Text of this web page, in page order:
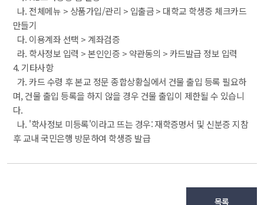
나. 전체메뉴 > 상품가입/관리 > 입출금 > 대학교 학생증 체크카드
만들기
다. 이용계좌 선택 > 계좌검증
라. 학사정보 입력 > 본인인증 > 약관동의 > 카드발급 정보 입력
4. 기타사항
가. 카드 수령 후 본교 정문 종합상황실에서 건물 출입 등록 필요하
며, 건물 출입 등록을 하지 않을 경우 건물 출입이 제한될 수 있습니
다.
나. '학사정보 미등록'이라고 뜨는 경우: 재학증명서 및 신분증 지참
후 교내 국민은행 방문하여 학생증 발급
목록